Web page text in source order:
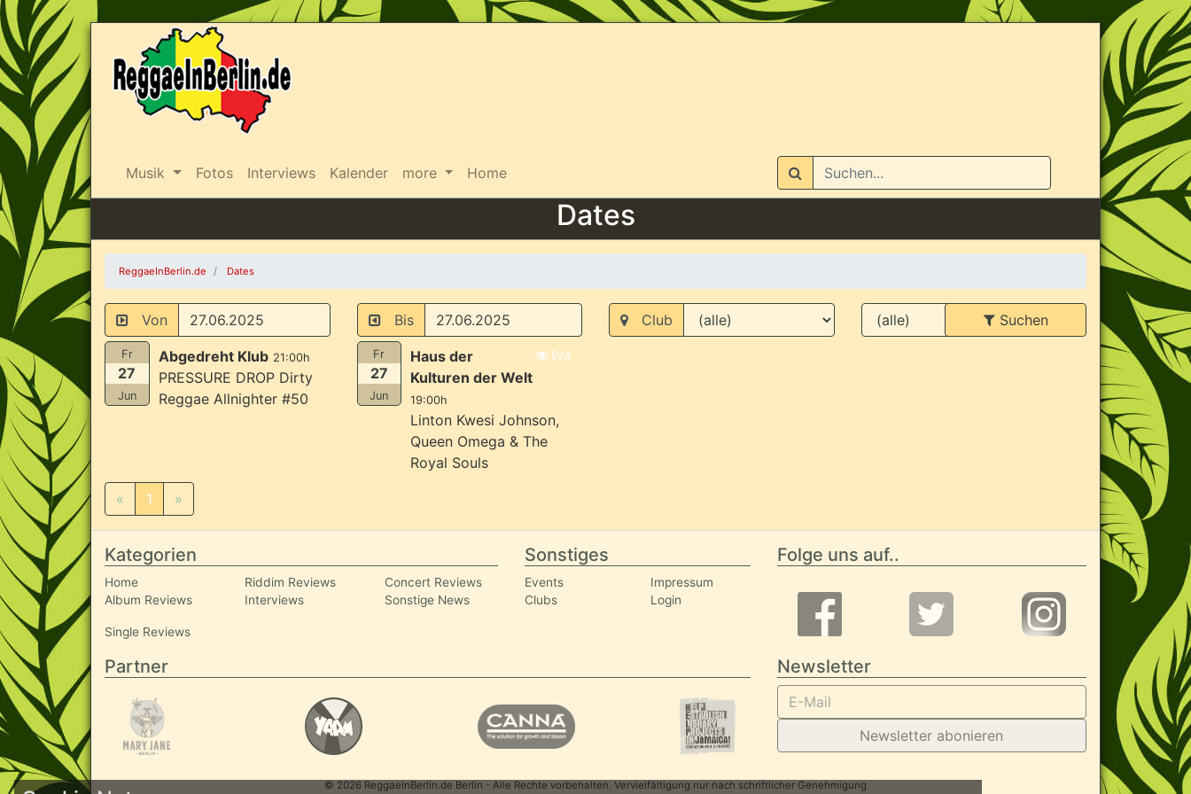
Musik Fotos Interviews Kalender more Home
Suchen
Dates
ReggaeInBerlin.de Dates
Von Bis Club Suchen
Fr
27
Jun
Abgedreht Klub 21:00h
PRESSURE DROP Dirty
Reggae Allnighter #50
Fr
27
Jun
live
Haus der
Kulturen der Welt
19:00h
Linton Kwesi Johnson,
Queen Omega & The
Royal Souls
« 1 »
Kategorien
Home
Album Reviews
Riddim Reviews
Interviews
Concert Reviews
Sonstige News
Single Reviews
Sonstiges
Events
Clubs
Impressum
Login
Folge uns auf..
Partner Newsletter
Newsletter abonieren
© 2026 ReggaeInBerlin.de Berlin - Alle Rechte vorbehalten. Vervielfältigung nur nach schriftlicher Genehmigung